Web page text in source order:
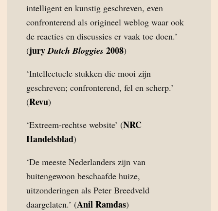
intelligent en kunstig geschreven, even
confronterend als origineel weblog waar ook
de reacties en discussies er vaak toe doen.’
(juryDutch Bloggies 2008)
‘Intellectuele stukken die mooi zijn
geschreven; confronterend, fel en scherp.’
(Revu)
‘Extreem-rechtse website’ (NRC
Handelsblad)
‘De meeste Nederlanders zijn van
buitengewoon beschaafde huize,
uitzonderingen als Peter Breedveld
daargelaten.’ (Anil Ramdas)